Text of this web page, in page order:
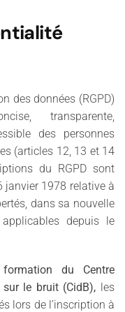
des données (RGPD)
transparente,
des personnes
(articles 12, 13 et 14
du RGPD sont
janvier 1978 relative à
dans sa nouvelle
depuis le
du Centre
le bruit (CidB), les
lors de l’inscription à